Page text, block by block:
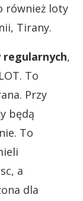
również loty
Tirany.
,
To
Przy
będą
To
a
dla